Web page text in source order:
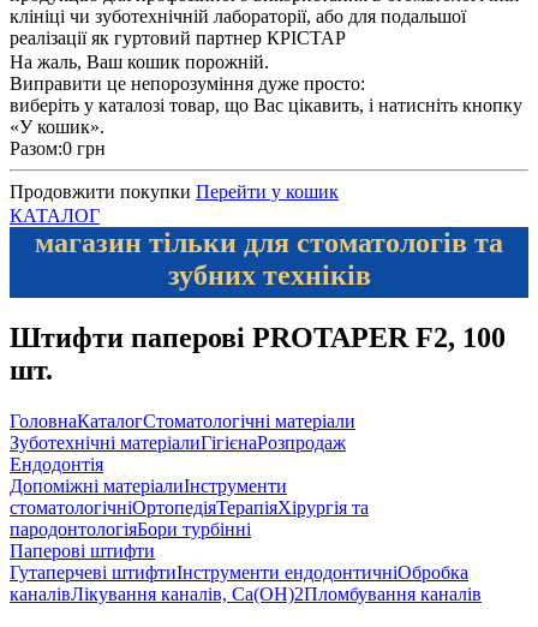
клініці чи зуботехнічній лабораторії, або для подальшої
реалізації як гуртовий партнер КРІСТАР
На жаль, Ваш кошик порожній.
Виправити це непорозуміння дуже просто:
виберіть у каталозі товар, що Вас цікавить, і натисніть кнопку
«У кошик».
Разом:0 грн
Продовжити покупки Перейти у кошик
КАТАЛОГ
магазин тільки для стоматологів та
зубних техніків
Штифти паперові PROTAPER F2, 100
шт.
ГоловнаКаталогСтоматологічні матеріали
Зуботехнічні матеріалиГігієнаРозпродаж
Ендодонтія
Допоміжні матеріалиІнструменти
стоматологічніОртопедіяТерапіяХірургія та
пародонтологіяБори турбінні
Паперові штифти
Гутаперчеві штифтиІнструменти ендодонтичніОбробка
каналівЛікування каналів, Ca(OH)2Пломбування каналів